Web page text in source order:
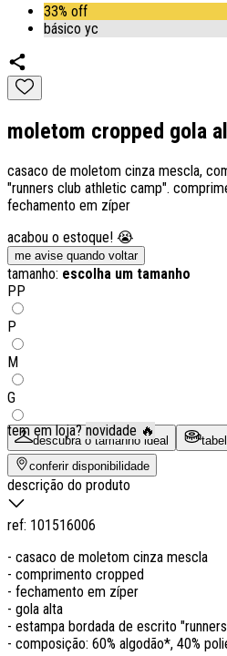
33% off
básico yc
moletom cropped gola
casaco de moletom cinza mescla,
"runners club athletic camp".
fechamento em zíper
acabou o estoque! 😭
me avise quando voltar
tamanho: escolha um tamanho
PP
P
M
G
descubra o tamanho ideal
tem em loja? novidade 🔥
conferir disponibilidade
descrição do produto
ref: 101516006
- casaco de moletom cinza mescla
- comprimento cropped
- fechamento em zíper
- gola alta
- estampa bordada de escrito
- composição: 60% algodão*, 40%